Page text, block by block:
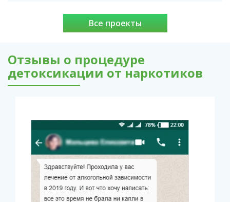
Все проекты
Отзывы о процедуре
детоксикации от наркотиков